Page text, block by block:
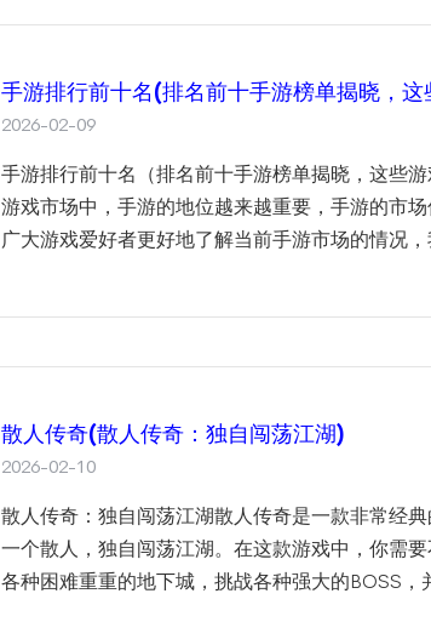
手游排行前十名(排名前十手游榜单揭晓，
2026-02-09
手游排行前十名（排名前十手游榜单揭晓，这些
游戏市场中，手游的地位越来越重要，手游的市
广大游戏爱好者更好地了解当前手游市场的情况
散人传奇(散人传奇：独自闯荡江湖)
2026-02-10
散人传奇：独自闯荡江湖散人传奇是一款非常经
一个散人，独自闯荡江湖。在这款游戏中，你需
各种困难重重的地下城，挑战各种强大的BOSS，